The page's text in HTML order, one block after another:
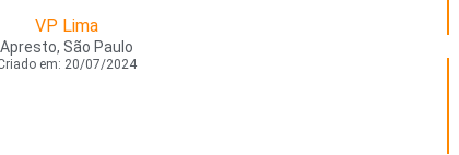
VP Lima
Apresto, São Paulo
em: 20/07/2024